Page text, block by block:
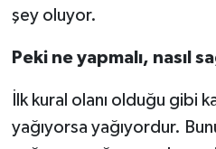
şey oluyor.
Peki ne yapmalı, nasıl
İlk kural olanı olduğu gibi
yağıyorsa yağıyordur.